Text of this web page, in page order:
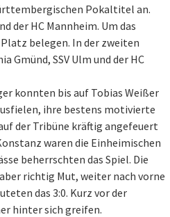
Pokaltitel an.
der HC Mannheim. Um das
belegen. In der zweiten
Gmünd, SSV Ulm und der HC
konnten bis auf Tobias Weißer
ihre bestens motivierte
der Tribüne kräftig angefeuert
waren die Einheimischen
beherrschten das Spiel. Die
richtig Mut, weiter nach vorne
das 3:0. Kurz vor der
hinter sich greifen.